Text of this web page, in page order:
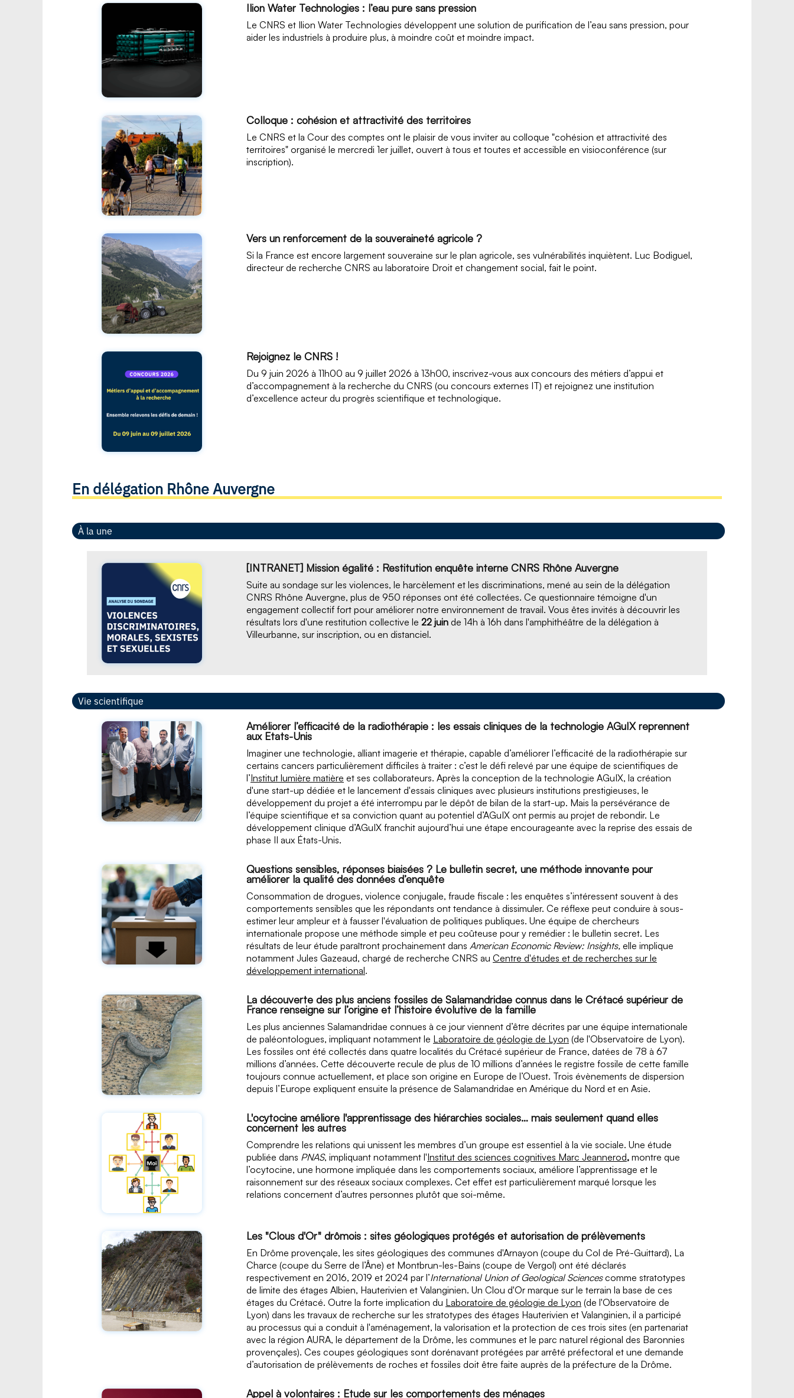
Ilion Water Technologies : l’eau pure sans pression
Le CNRS et Ilion Water Technologies développent une solution de purification de l’eau sans pression, pour
aider les industriels à produire plus, à moindre coût et moindre impact.
Colloque : cohésion et attractivité des territoires
Le CNRS et la Cour des comptes ont le plaisir de vous inviter au colloque "cohésion et attractivité des
territoires" organisé le mercredi 1er juillet, ouvert à tous et toutes et accessible en visioconférence (sur
inscription).
Vers un renforcement de la souveraineté agricole ?
Si la France est encore largement souveraine sur le plan agricole, ses vulnérabilités inquiètent. Luc Bodiguel,
directeur de recherche CNRS au laboratoire Droit et changement social, fait le point.
Rejoignez le CNRS !
Du 9 juin 2026 à 11h00 au 9 juillet 2026 à 13h00, inscrivez-vous aux concours des métiers d’appui et
d’accompagnement à la recherche du CNRS (ou concours externes IT) et rejoignez une institution
d’excellence acteur du progrès scientifique et technologique.
En délégation Rhône Auvergne
À la une
[INTRANET] Mission égalité : Restitution enquête interne CNRS Rhône Auvergne
Suite au sondage sur les violences, le harcèlement et les discriminations, mené au sein de la délégation
CNRS Rhône Auvergne, plus de 950 réponses ont été collectées. Ce questionnaire témoigne d'un
engagement collectif fort pour améliorer notre environnement de travail. Vous êtes invités à découvrir les
résultats lors d'une restitution collective le 22 juin de 14h à 16h dans l'amphithéâtre de la délégation à
Villeurbanne, sur inscription, ou en distanciel.
Vie scientifique
Améliorer l’efficacité de la radiothérapie : les essais cliniques de la technologie AGuIX reprennent
aux Etats-Unis
Imaginer une technologie, alliant imagerie et thérapie, capable d’améliorer l’efficacité de la radiothérapie sur
certains cancers particulièrement difficiles à traiter : c’est le défi relevé par une équipe de scientifiques de
l’Institut lumière matière et ses collaborateurs. Après la conception de la technologie AGuIX, la création
d'une start-up dédiée et le lancement d'essais cliniques avec plusieurs institutions prestigieuses, le
développement du projet a été interrompu par le dépôt de bilan de la start-up. Mais la persévérance de
l’équipe scientifique et sa conviction quant au potentiel d’AGuIX ont permis au projet de rebondir. Le
développement clinique d’AGuIX franchit aujourd’hui une étape encourageante avec la reprise des essais de
phase II aux États-Unis.
Questions sensibles, réponses biaisées ? Le bulletin secret, une méthode innovante pour
améliorer la qualité des données d’enquête
Consommation de drogues, violence conjugale, fraude fiscale : les enquêtes s’intéressent souvent à des
comportements sensibles que les répondants ont tendance à dissimuler. Ce réflexe peut conduire à sous-
estimer leur ampleur et à fausser l'évaluation de politiques publiques. Une équipe de chercheurs
internationale propose une méthode simple et peu coûteuse pour y remédier : le bulletin secret. Les
résultats de leur étude paraîtront prochainement dans American Economic Review: Insights, elle implique
notamment Jules Gazeaud, chargé de recherche CNRS au Centre d'études et de recherches sur le
développement international.
La découverte des plus anciens fossiles de Salamandridae connus dans le Crétacé supérieur de
France renseigne sur l’origine et l’histoire évolutive de la famille
Les plus anciennes Salamandridae connues à ce jour viennent d’être décrites par une équipe internationale
de paléontologues, impliquant notamment le Laboratoire de géologie de Lyon (de l'Observatoire de Lyon).
Les fossiles ont été collectés dans quatre localités du Crétacé supérieur de France, datées de 78 à 67
millions d’années. Cette découverte recule de plus de 10 millions d’années le registre fossile de cette famille
toujours connue actuellement, et place son origine en Europe de l’Ouest. Trois évènements de dispersion
depuis l’Europe expliquent ensuite la présence de Salamandridae en Amérique du Nord et en Asie.
L'ocytocine améliore l'apprentissage des hiérarchies sociales… mais seulement quand elles
concernent les autres
Comprendre les relations qui unissent les membres d’un groupe est essentiel à la vie sociale. Une étude
publiée dans PNAS, impliquant notamment l'Institut des sciences cognitives Marc Jeannerod, montre que
l’ocytocine, une hormone impliquée dans les comportements sociaux, améliore l’apprentissage et le
raisonnement sur des réseaux sociaux complexes. Cet effet est particulièrement marqué lorsque les
relations concernent d’autres personnes plutôt que soi-même.
Les "Clous d'Or" drômois : sites géologiques protégés et autorisation de prélèvements
En Drôme provençale, les sites géologiques des communes d'Arnayon (coupe du Col de Pré-Guittard), La
Charce (coupe du Serre de l’Âne) et Montbrun-les-Bains (coupe de Vergol) ont été déclarés
respectivement en 2016, 2019 et 2024 par l’International Union of Geological Sciencescomme stratotypes
de limite des étages Albien, Hauterivien et Valanginien. Un Clou d'Or marque sur le terrain la base de ces
étages du Crétacé. Outre la forte implication du Laboratoire de géologie de Lyon (de l'Observatoire de
Lyon) dans les travaux de recherche sur les stratotypes des étages Hauterivien et Valanginien, il a participé
au processus qui a conduit à l'aménagement, la valorisation et la protection de ces trois sites (en partenariat
avec la région AURA, le département de la Drôme, les communes et le parc naturel régional des Baronnies
provençales). Ces coupes géologiques sont dorénavant protégées par arrêté préfectoral et une demande
d’autorisation de prélèvements de roches et fossiles doit être faite auprès de la préfecture de la Drôme.
Appel à volontaires : Etude sur les comportements des ménages